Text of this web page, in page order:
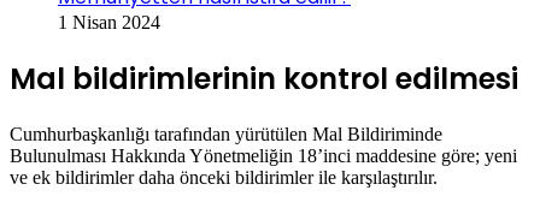
1 Nisan 2024
Mal bildirimlerinin kontrol edilmesi
Cumhurbaşkanlığı tarafından yürütülen Mal Bildiriminde
Bulunulması Hakkında Yönetmeliğin 18’inci maddesine göre; yeni
ve ek bildirimler daha önceki bildirimler ile karşılaştırılır.